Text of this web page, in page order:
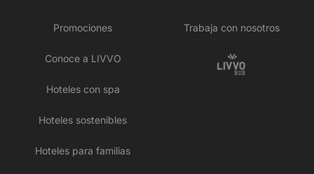
Promociones
Conoce a LIVVO
Hoteles con spa
Hoteles sostenibles
Hoteles para familias
Trabaja con nosotros